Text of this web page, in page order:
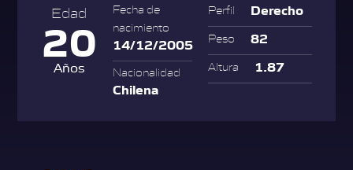
Edad
20
Años
Fecha de
nacimiento
14/12/2005
Nacionalidad
Chilena
Perfil Derecho
Peso 82
Altura 1.87